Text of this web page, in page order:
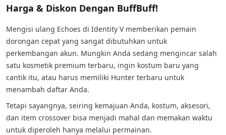
Harga & Diskon Dengan BuffBuff!
Mengisi ulang Echoes di Identity V memberikan pemain
dorongan cepat yang sangat dibutuhkan untuk
perkembangan akun. Mungkin Anda sedang mengincar salah
satu kosmetik premium terbaru, ingin kostum baru yang
cantik itu, atau harus memiliki Hunter terbaru untuk
menambah daftar Anda.
Tetapi sayangnya, seiring kemajuan Anda, kostum, aksesori,
dan item crossover bisa menjadi mahal dan memakan waktu
untuk diperoleh hanya melalui permainan.